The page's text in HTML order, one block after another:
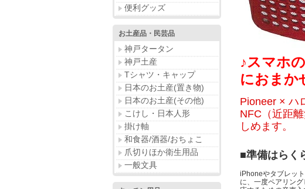
便利グッズ
お土産品・民芸品
神戸タータン
神戸土産
Tシャツ・キャップ
日本のお土産(置き物)
日本のお土産(その他)
こけし・日本人形
掛け軸
和食器/酒器/おちょこ
爪切りほか衛生用品
一般文具
♪スマホ
におまか
Pioneer × ハ
NFC（近距
しめます。
■準備はらく
iPhoneやタブレッ
に、一度ペアリン